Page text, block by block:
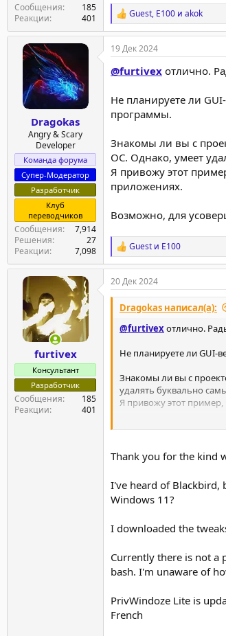
Сообщения
185
Реакции
401
Р
е
а
к
и
:
Guest, E100 и akok
Dragokas
Angry & Scary
Developer
Команда форума
Супер-Модератор
Разработчик
Клуб
переводчиков
Сообщения
7,914
Решения
27
Реакции
7,098
19 Дек 2024
@furtivex отлично.
Не планируете ли
программы.
Знакомы ли вы с
ОС. Однако, умеет
Я привожу этот
приложениях.
Возможно, для
Р
е
а
к
ц
и
и
Guest и E100
furtivex
Консультант
Разработчик
Сообщения
185
Реакции
401
20 Дек 2024
Dragokas написал(а):
@furtivex отлично.
Не планируете ли GUI-
Знакомы ли вы с
удалять буквально
Я привожу этот пример,
Thank you for the kind
I've heard of Blackbird,
Windows 11?
I downloaded the
Currently there is not a
bash. I'm unaware of
PrivWindoze Lite is
French